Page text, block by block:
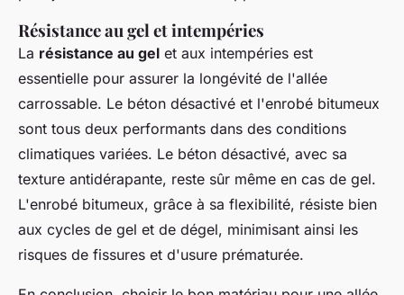
Résistance au gel et intempéries
La résistance au gel et aux intempéries est
essentielle pour assurer la longévité de l'allée
carrossable. Le béton désactivé et l'enrobé bitumeux
sont tous deux performants dans des conditions
climatiques variées. Le béton désactivé, avec sa
texture antidérapante, reste sûr même en cas de gel.
L'enrobé bitumeux, grâce à sa flexibilité, résiste bien
aux cycles de gel et de dégel, minimisant ainsi les
risques de fissures et d'usure prématurée.